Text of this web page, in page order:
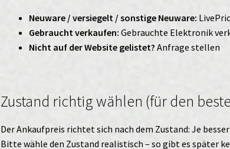
Neuware / versiegelt / sonstige Neuware:
Gebraucht verkaufen: Gebrauchte Elektronik
Nicht auf der Website gelistet? Anfrage stellen
Zustand richtig wählen (für den
Der Ankaufpreis richtet sich nach dem Zustand: Je
Bitte wähle den Zustand realistisch – so gibt es später